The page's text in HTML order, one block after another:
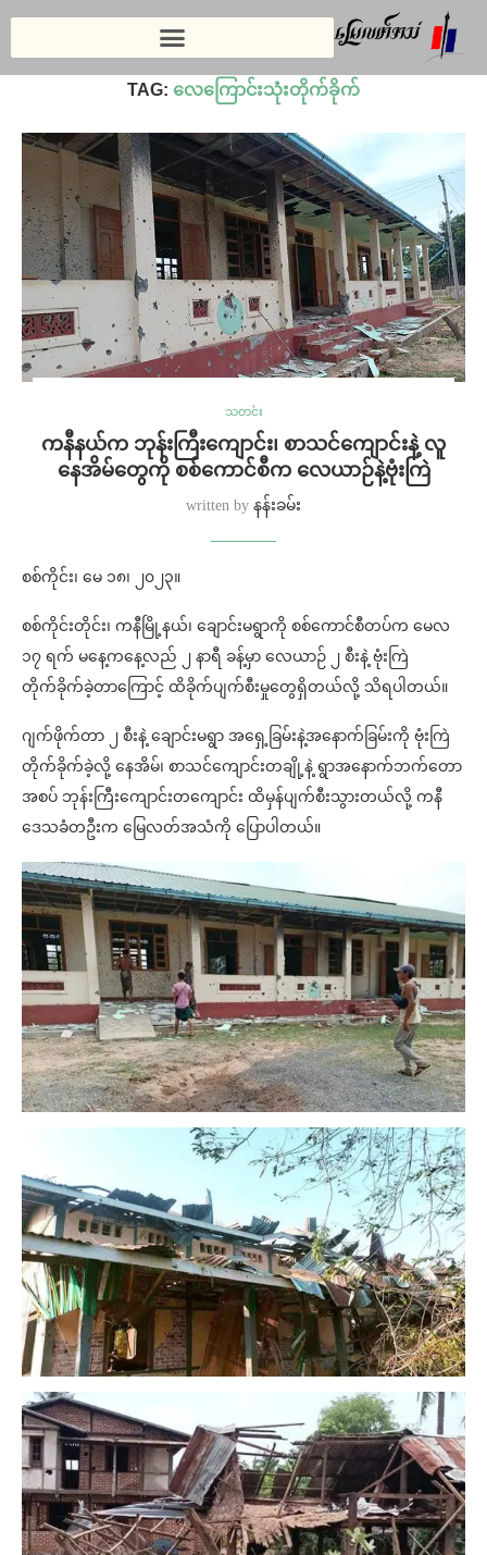
လေကြောင်းသုံးတိုက်ခိုက်
TAG: လေကြောင်းသုံးတိုက်ခိုက်
သတင်း
ကနီနယ်က ဘုန်းကြီးကျောင်း၊ စာသင်ကျောင်းနဲ့ လူ
နေအိမ်တွေကို စစ်ကောင်စီက လေယာဉ်နဲ့ဗုံးကြဲ
written by နန်းခမ်း
စစ်ကိုင်း၊ မေ ၁၈၊ ၂၀၂၃။
စစ်ကိုင်းတိုင်း၊ ကနီမြို့နယ်၊ ချောင်းမရွာကို စစ်ကောင်စီတပ်က မေလ
၁၇ ရက် မနေ့ကနေ့လည် ၂ နာရီ ခန့်မှာ လေယာဉ် ၂ စီးနဲ့ ဗုံးကြဲ
တိုက်ခိုက်ခဲ့တာကြောင့် ထိခိုက်ပျက်စီးမှုတွေရှိတယ်လို့ သိရပါတယ်။
ဂျက်ဖိုက်တာ ၂ စီးနဲ့ ချောင်းမရွာ အရှေ့ခြမ်းနဲ့အနောက်ခြမ်းကို ဗုံးကြဲ
တိုက်ခိုက်ခဲ့လို့ နေအိမ်၊ စာသင်‌ကျောင်းတချို့နဲ့ ရွာအနောက်ဘက်တော
အစပ် ဘုန်းကြီးကျောင်းတကျောင်း ထိမှန်ပျက်စီးသွားတယ်လို့ ကနီ
ဒေသခံတဦးက မြေလတ်အသံကို ပြောပါတယ်။